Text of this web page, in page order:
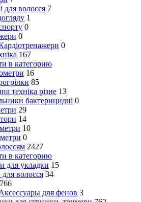
для волосся 7
1
0
0
0
167
в категорию
16
85
техніка різне 13
бактерицидні 0
29
14
10
0
2427
в категорию
для укладки 15
волосся 34
766
для фенов 3